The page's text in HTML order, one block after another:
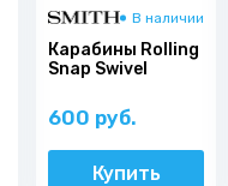
В наличии
Карабины Rolling
Snap Swivel
600 руб.
Купить